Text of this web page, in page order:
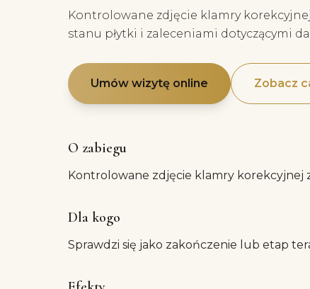
Kontrolowane zdjęcie klamry
stanu płytki i zaleceniami dotyczącymi
Umów wizytę online Zobacz
O zabiegu
Kontrolowane zdjęcie klamry korekcyjnej
Dla kogo
Sprawdzi się jako zakończenie lub etap